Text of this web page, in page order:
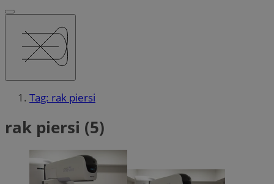
Tag: rak piersi
rak piersi (5)